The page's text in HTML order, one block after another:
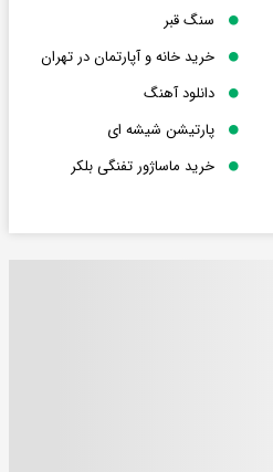
سنگ قبر
خرید خانه و آپارتمان در تهران
دانلود آهنگ
پارتیشن شیشه ای
خرید ماساژور تفنگی بلکر